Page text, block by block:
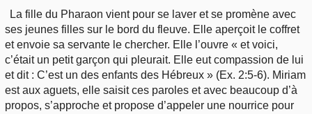
La fille du Pharaon vient pour se laver et se promène avec
ses jeunes filles sur le bord du fleuve. Elle aperçoit le coffret
et envoie sa servante le chercher. Elle l’ouvre « et voici,
c’était un petit garçon qui pleurait. Elle eut compassion de lui
et dit : C’est un des enfants des Hébreux » (Ex. 2:5-6). Miriam
est aux aguets, elle saisit ces paroles et avec beaucoup d’à
propos, s’approche et propose d’appeler une nourrice pour